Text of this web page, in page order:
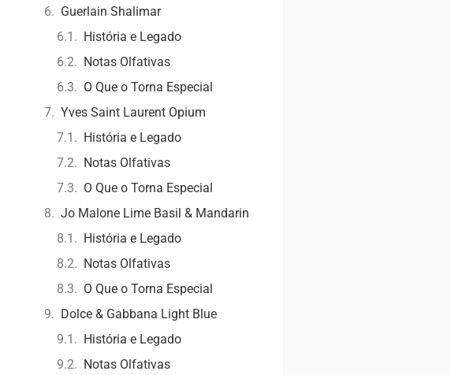
Guerlain Shalimar
História e Legado
Notas Olfativas
O Que o Torna Especial
Yves Saint Laurent Opium
História e Legado
Notas Olfativas
O Que o Torna Especial
Jo Malone Lime Basil & Mandarin
História e Legado
Notas Olfativas
O Que o Torna Especial
Dolce & Gabbana Light Blue
História e Legado
Notas Olfativas